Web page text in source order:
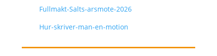
Fullmakt-Salts-arsmote-2026
Hur-skriver-man-en-motion